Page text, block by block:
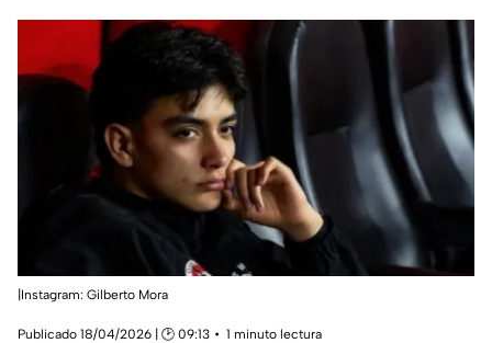
|Instagram: Gilberto Mora
Publicado 18/04/2026 | 🕑 09:13
1 minuto lectura